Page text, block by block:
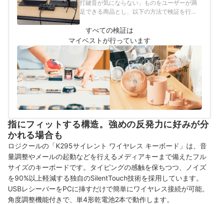
打鍵音が気にならない」ものをユーザーが満
足できる商品とし、以下の方法で検証を行い
すべての検証は
マイベストが行っています
指にフィットする構造。強めの反発力に好みが分
かれる場合も
ロジクールの「K295サイレント ワイヤレス キーボード」は、音
量調整やメールの起動などを行えるメディアキーまで備えたフル
サイズのキーボードです。タイピングの感触を保ちつつ、ノイズ
を90%以上軽減する独自のSilentTouch技術を採用しています。
USBレシーバーをPCに挿すだけで簡単にワイヤレス接続が可能。
角度調整機能付きで、単4形乾電池2本で動作します。